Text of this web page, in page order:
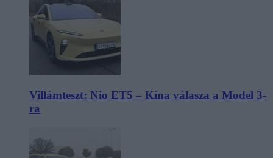
Villámteszt: Nio ET5 – Kína válasza a Model 3-
ra